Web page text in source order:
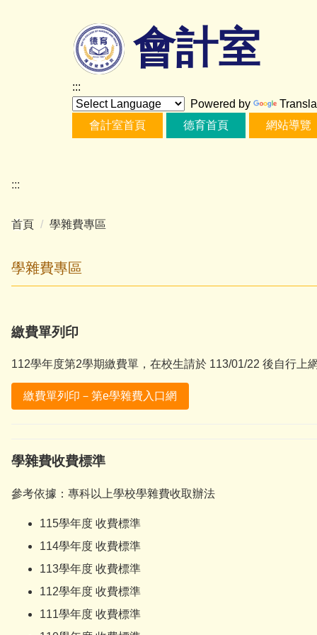
會計室
:::
Powered by
會計室首頁
德育首頁 網站導覽
:::
首頁 學雜費專區
學雜費專區
繳費單列印
112學年度第2學期繳費單，在校生請於 113/01/22 後自行上
繳費單列印－第e學雜費入口網
學雜費收費標準
參考依據： 專科以上學校學雜費收取辦法
115學年度 收費標準
114學年度 收費標準
113學年度 收費標準
112學年度 收費標準
111學年度 收費標準